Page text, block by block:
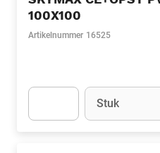
100X100
Artikelnummer 16525
Eenheid
Stuk